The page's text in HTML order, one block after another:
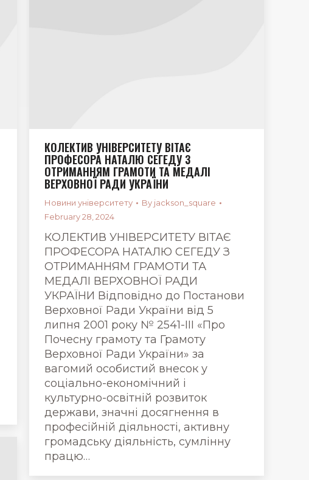
КОЛЕКТИВ УНІВЕРСИТЕТУ ВІТАЄ
ПРОФЕСОРА НАТАЛЮ СЕГЕДУ З
ОТРИМАННЯМ ГРАМОТИ ТА МЕДАЛІ
ВЕРХОВНОЇ РАДИ УКРАЇНИ
Новини університету By jackson_square
February 28, 2024
КОЛЕКТИВ УНІВЕРСИТЕТУ ВІТАЄ
ПРОФЕСОРА НАТАЛЮ СЕГЕДУ З
ОТРИМАННЯМ ГРАМОТИ ТА
МЕДАЛІ ВЕРХОВНОЇ РАДИ
УКРАЇНИ Відповідно до Постанови
Верховної Ради України від 5
липня 2001 року № 2541-ІІІ «Про
Почесну грамоту та Грамоту
Верховної Ради України» за
вагомий особистий внесок у
соціально-економічний і
культурно-освітній розвиток
держави, значні досягнення в
професійній діяльності, активну
громадську діяльність, сумлінну
працю…